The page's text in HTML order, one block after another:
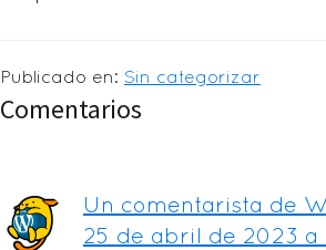
Publicado en: Sin categorizar
Interacciones
lectores
Comentarios
Un comentarista de
25 de abril de 2023 a